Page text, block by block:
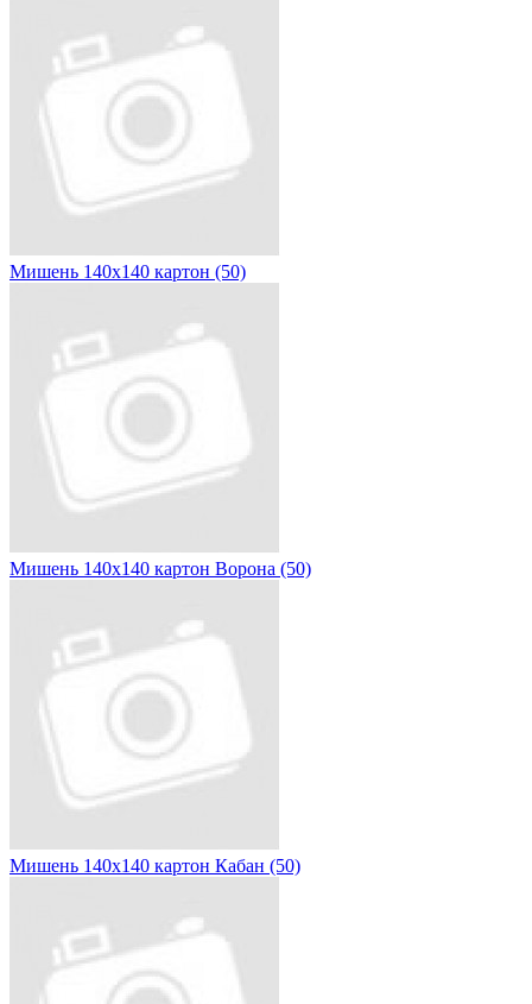
Мишень 140х140 картон (50)
Мишень 140х140 картон Ворона (50)
Мишень 140х140 картон Кабан (50)